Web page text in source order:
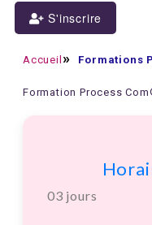
S'inscrire
Accueil Formations
Formation Process
03 jours